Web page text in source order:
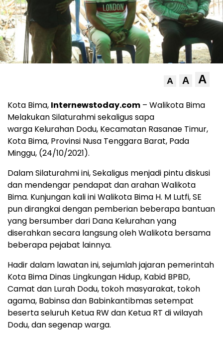
A A A
Kota Bima, Internewstoday.com – Walikota Bima
Melakukan Silaturahmi sekaligus sapa
warga Kelurahan Dodu, Kecamatan Rasanae Timur,
Kota Bima, Provinsi Nusa Tenggara Barat, Pada
Minggu, (24/10/2021).
Dalam Silaturahmi ini, Sekaligus menjadi pintu diskusi
dan mendengar pendapat dan arahan Walikota
Bima. Kunjungan kali ini Walikota Bima H. M Lutfi, SE
pun dirangkai dengan pemberian beberapa bantuan
yang bersumber dari Dana Kelurahan yang
diserahkan secara langsung oleh Walikota bersama
beberapa pejabat lainnya.
Hadir dalam lawatan ini, sejumlah jajaran pemerintah
Kota Bima Dinas Lingkungan Hidup, Kabid BPBD,
Camat dan Lurah Dodu, tokoh masyarakat, tokoh
agama, Babinsa dan Babinkantibmas setempat
beserta seluruh Ketua RW dan Ketua RT di wilayah
Dodu, dan segenap warga.